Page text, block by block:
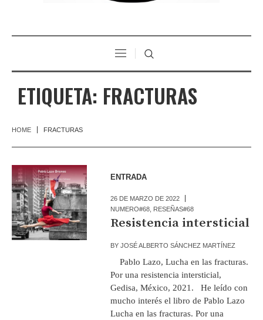
ETIQUETA: FRACTURAS
HOME FRACTURAS
ENTRADA
26 DE MARZO DE 2022
NUMERO#68 RESEÑAS#68
Resistencia intersticial
BYJOSÉ ALBERTO SÁNCHEZ MARTÍNEZ
Pablo Lazo, Lucha en las fracturas.
Por una resistencia intersticial,
Gedisa, México, 2021. He leído con
mucho interés el libro de Pablo Lazo
Lucha en las fracturas. Por una